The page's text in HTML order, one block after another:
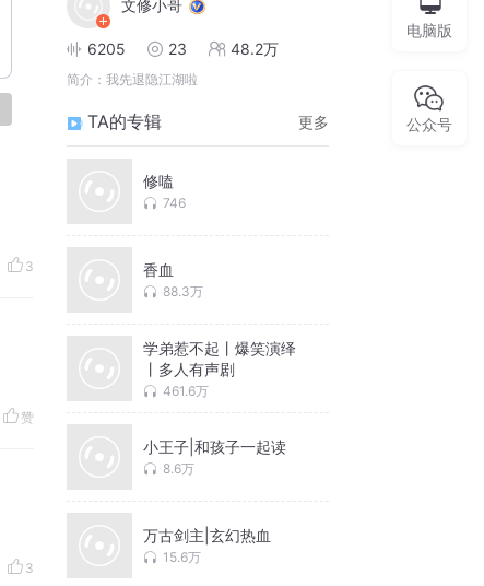
3
赞
3
文修小哥
6205 23 48.2万
简介： 我先退隐江湖啦
TA的专辑 更多
修嗑
746
香血
88.3万
学弟惹不起丨爆笑演绎
丨多人有声剧
461.6万
小王子|和孩子一起读
8.6万
万古剑主|玄幻热血
15.6万
电脑版
公众号